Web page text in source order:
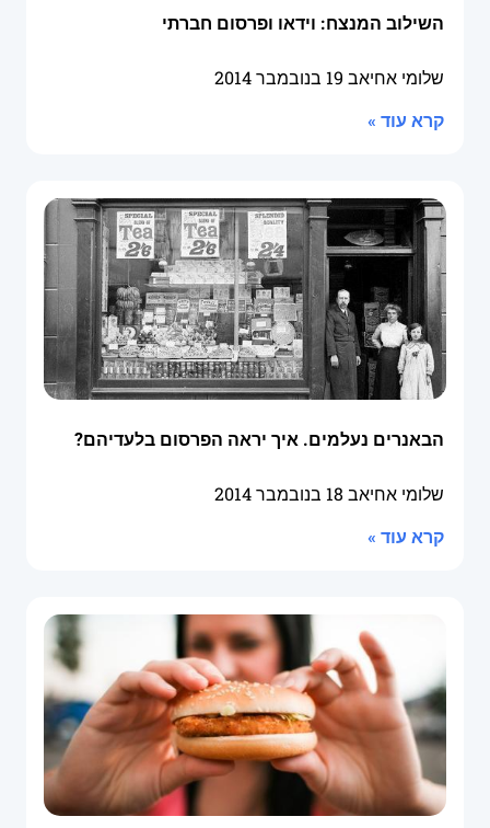
השילוב המנצח: וידאו ופרסום חברתי
שלומי אחיאב 19 בנובמבר 2014
קרא עוד »
הבאנרים נעלמים. איך יראה הפרסום בלעדיהם?
שלומי אחיאב 18 בנובמבר 2014
קרא עוד »